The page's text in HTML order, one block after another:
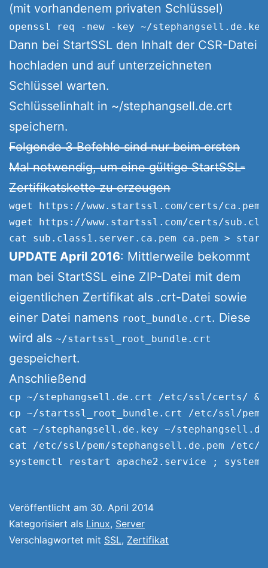
(mit vorhandenem privaten Schlüssel)
Dann bei StartSSL den Inhalt der CSR-Datei
hochladen und auf unterzeichneten
Schlüssel warten.
Schlüsselinhalt in ~/stephangsell.de.crt
speichern.
Folgende 3 Befehle sind nur beim ersten
Mal notwendig, um eine gültige StartSSL-
Zertifikatskette zu erzeugen
wget https://www.startssl.com/certs/ca.pem
wget https://www.startssl.com/certs/
UPDATE April 2016: Mittlerweile bekommt
man bei StartSSL eine ZIP-Datei mit dem
eigentlichen Zertifikat als .crt-Datei sowie
einer Datei namens root_bundle.crt. Diese
wird als ~/startssl_root_bundle.crt
gespeichert.
Anschließend
cp ~/stephangsell.de.crt /etc/ssl/certs/
cp ~/startssl_root_bundle.crt /etc/ssl/pem/
cat ~/stephangsell.de.key ~/
cat /etc/ssl/pem/stephangsell.de.pem /
Veröffentlicht am 30. April 2014
Kategorisiert als Linux, Server
Verschlagwortet mit SSL, Zertifikat